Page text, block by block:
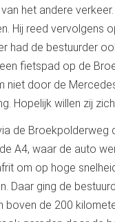
het andere
Hij reed vervolgens
had de bestuurder
fietspad op de
niet door de
Hopelijk willen zij
de
A4, waar de auto
om op hoge
Daar ging de
de 200